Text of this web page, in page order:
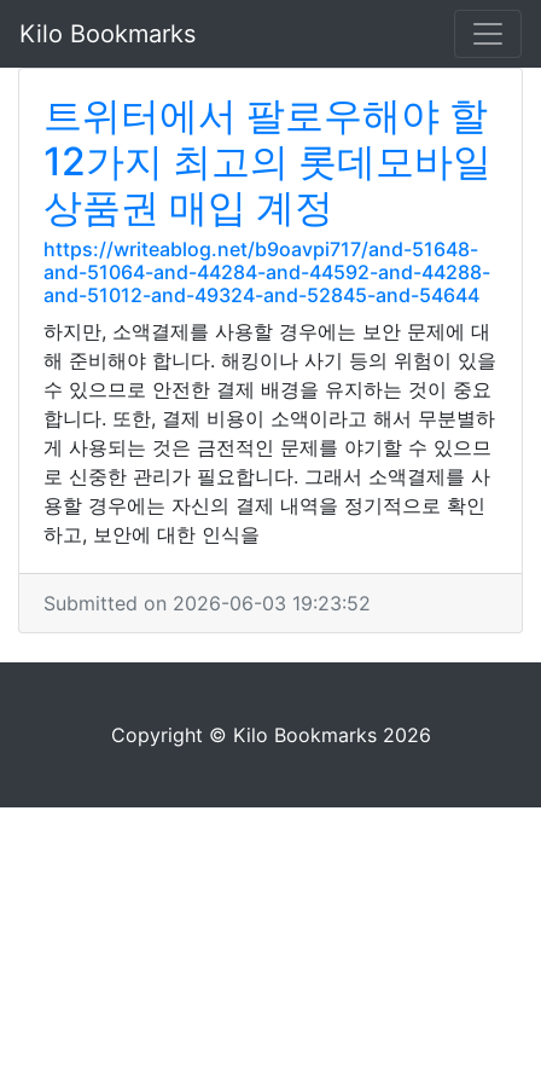
Kilo Bookmarks
트위터에서 팔로우해야 할
12가지 최고의 롯데모바일
상품권 매입 계정
https://writeablog.net/b9oavpi717/and-51648-
and-51064-and-44284-and-44592-and-44288-
and-51012-and-49324-and-52845-and-54644
하지만, 소액결제를 사용할 경우에는 보안 문제에 대
해 준비해야 합니다. 해킹이나 사기 등의 위험이 있을
수 있으므로 안전한 결제 배경을 유지하는 것이 중요
합니다. 또한, 결제 비용이 소액이라고 해서 무분별하
게 사용되는 것은 금전적인 문제를 야기할 수 있으므
로 신중한 관리가 필요합니다. 그래서 소액결제를 사
용할 경우에는 자신의 결제 내역을 정기적으로 확인
하고, 보안에 대한 인식을
Submitted on 2026-06-03 19:23:52
Copyright © Kilo Bookmarks 2026